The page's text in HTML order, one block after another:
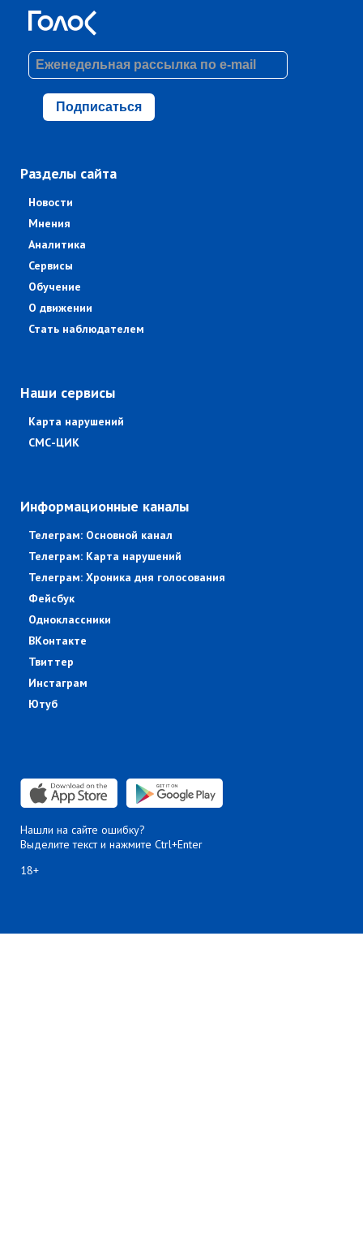
Подписаться
Разделы сайта
Новости
Мнения
Аналитика
Сервисы
Обучение
О движении
Стать наблюдателем
Наши сервисы
Карта нарушений
СМС-ЦИК
Информационные каналы
Телеграм: Основной канал
Телеграм: Карта нарушений
Телеграм: Хроника дня голосования
Фейсбук
Одноклассники
ВКонтакте
Твиттер
Инстаграм
Ютуб
Нашли на сайте ошибку?
Выделите текст и нажмите Ctrl+Enter
18+